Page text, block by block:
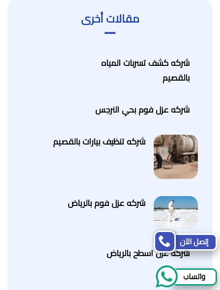
مقالات أخرى
شركه كشف تسربات المياه
بالقصيم
شركه عزل فوم بحي النرجس
شركه تنظيف بيارات بالقصيم
شركه عزل فوم بالرياض
شركه عزل اسطح بالرياض
إتصل الآن
واتساب